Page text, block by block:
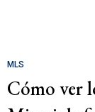
MLS
Cómo ver